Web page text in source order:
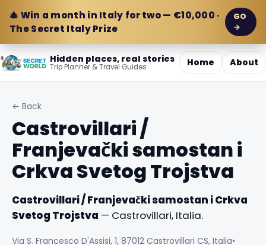
🎄 Win a month in Italy for two — €10,000 ·
The Secret Italy Prize
GO
→
Hidden places, real stories
Trip Planner & Travel Guides Home About
← Back
Castrovillari /
Franjevački samostan i
Crkva Svetog Trojstva
Castrovillari / Franjevački samostan i Crkva
Svetog Trojstva — Castrovillari, Italia.
Via S. Francesco D'Assisi, 1, 87012 Castrovillari CS, Italia•